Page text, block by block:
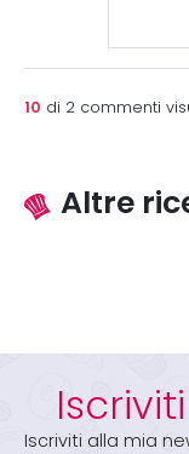
10 di 2 commenti
Altre
Iscriviti alla mia